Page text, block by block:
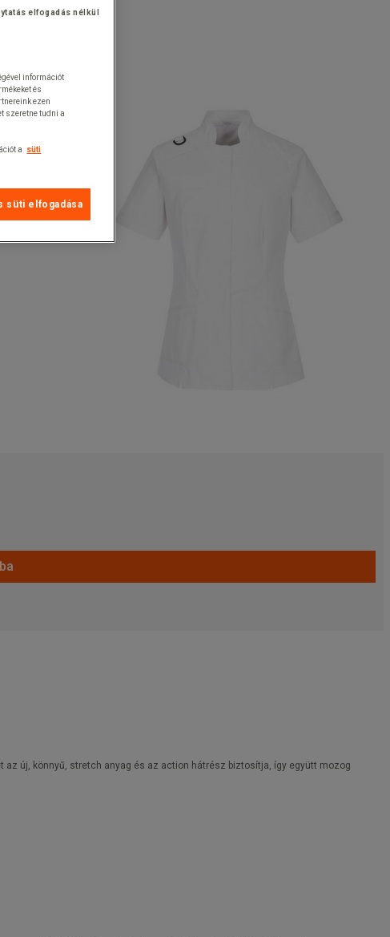
új, könnyű, stretch anyag és az action hátrész biztosítja, így együtt mozog
elfogadás nélkül
információt
és
ezen
szeretne tudni a
a
süti
süti elfogadása